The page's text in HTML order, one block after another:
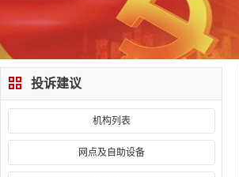
投诉建议
机构列表
网点及自助设备